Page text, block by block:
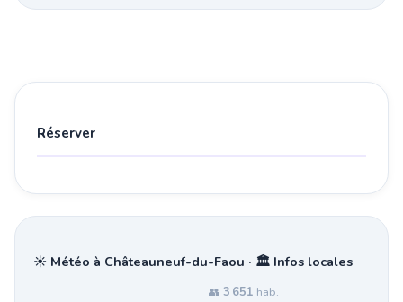
Réserver
☀️ Météo à Châteauneuf-du-Faou · 🏛️ Infos locales
👥 3 651 hab.